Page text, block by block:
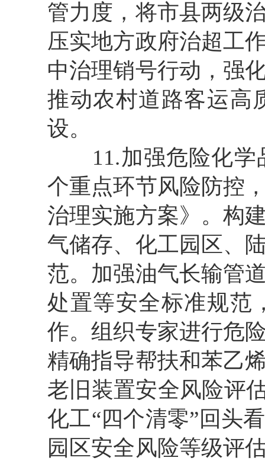
管力度，将市县两级
压实地方政府治超工
中治理销号行动，强
推动农村道路客运高
设。
11.加强危险化
个重点环节风险防控
治理实施方案》。构
气储存、化工园区、
范。加强油气长输管
处置等安全标准规范
作。组织专家进行危
精确指导帮扶和苯乙
老旧装置安全风险评
化工“四个清零”回头
园区安全风险等级评